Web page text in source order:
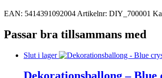
EAN: 5414391092004 Artikelnr: DIY_700001
Passar bra tillsammans med
Slut i lager